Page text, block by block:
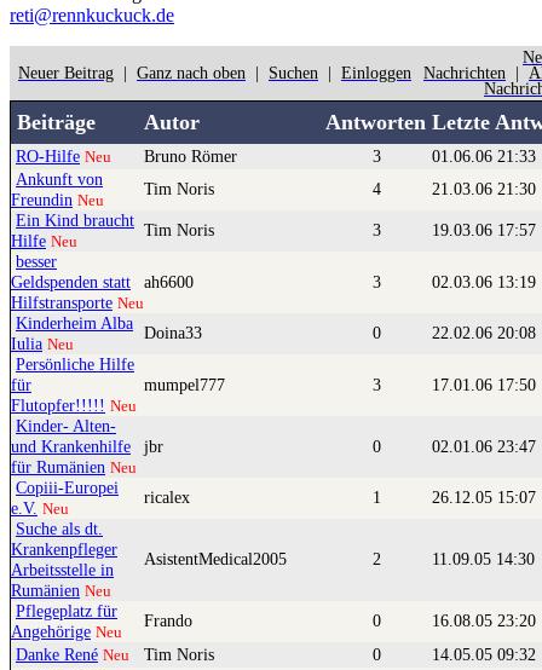
reti@rennkuckuck.de
Neuer Beitrag Ganz nach oben Suchen Einloggen
Nachrichten
Beiträge Autor Antworten Letzte
RO-Hilfe Neu Bruno Römer 3
01.06.06 21:33
Ankunft von
Freundin Neu
Tim Noris 4
21.03.06 21:30
Ein Kind braucht
Hilfe Neu
Tim Noris 3
19.03.06 17:57
besser
Geldspenden statt
Hilfstransporte Neu
ah6600 3 02.03.06 13:19
Kinderheim Alba
Iulia Neu
Doina33 0
22.02.06 20:08
Persönliche Hilfe
für
Flutopfer!!!!! Neu
mumpel777 3 17.01.06 17:50
Kinder- Alten-
und Krankenhilfe
für Rumänien Neu
jbr 0 02.01.06 23:47
Copiii-Europei
e.V. Neu
ricalex 1
26.12.05 15:07
Suche als dt.
Krankenpfleger
Arbeitsstelle in
Rumänien Neu
AsistentMedical2005 2 11.09.05 14:30
Pflegeplatz für
Angehörige Neu
Frando 0
16.08.05 23:20
Danke René Neu Tim Noris 0
14.05.05 09:32